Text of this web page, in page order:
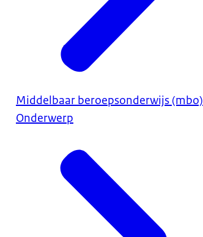
Middelbaar beroepsonderwijs (mbo)
Onderwerp